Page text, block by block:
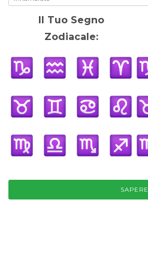
Il Tuo Segno
Zodiacale:
SAPERE